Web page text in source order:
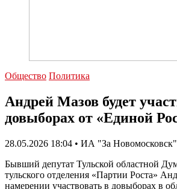
Общество Политика
Андрей Мазов будет
довыборах от «Единой
28.05.2026 18:04 • ИА "За Новомосковск"
Бывший депутат Тульской областной
тульского отделения «Партии Роста»
намерении участвовать в довыборах в